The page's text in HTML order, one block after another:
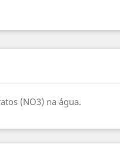
(NO3) na água.